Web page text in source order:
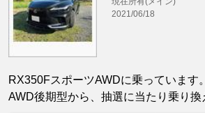
2021/06/18
RX350FスポーツAWDに乗っています
AWD後期型から、抽選に当たり乗り換